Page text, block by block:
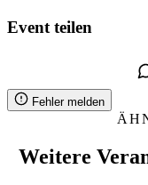
Event teilen
Fehler melden
Weitere